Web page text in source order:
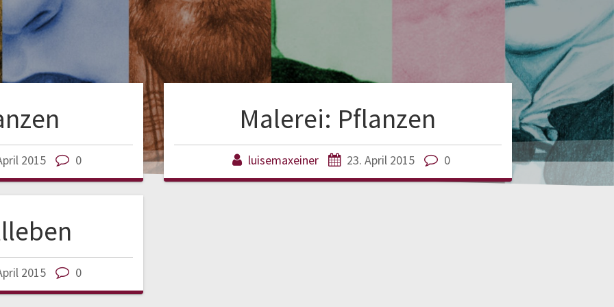
2015 0
Malerei: Pflanzen
luisemaxeiner 23. April 2015 0
2015 0